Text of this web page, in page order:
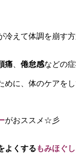
冷えて体調を崩す
痛 倦怠感などの
めに、体のケアを
がおススメ☆彡
よくする もみほぐし